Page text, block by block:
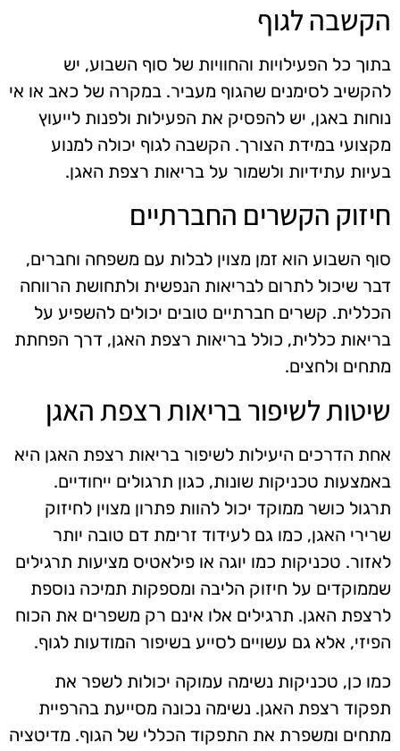
הקשבה לגוף
בתוך כל הפעילויות והחוויות של סוף השבוע, יש
להקשיב לסימנים שהגוף מעביר. במקרה של כאב או אי
נוחות באגן, יש להפסיק את הפעילות ולפנות לייעוץ
מקצועי במידת הצורך. הקשבה לגוף יכולה למנוע
בעיות עתידיות ולשמור על בריאות רצפת האגן.
חיזוק הקשרים החברתיים
סוף השבוע הוא זמן מצוין לבלות עם משפחה וחברים,
דבר שיכול לתרום לבריאות הנפשית ולתחושת הרווחה
הכללית. קשרים חברתיים טובים יכולים להשפיע על
בריאות כללית, כולל בריאות רצפת האגן, דרך הפחתת
מתחים ולחצים.
שיטות לשיפור בריאות רצפת האגן
אחת הדרכים היעילות לשיפור בריאות רצפת האגן היא
באמצעות טכניקות שונות, כגון תרגולים ייחודיים.
תרגול כושר ממוקד יכול להוות פתרון מצוין לחיזוק
שרירי האגן, כמו גם לעידוד זרימת דם טובה יותר
לאזור. טכניקות כמו יוגה או פילאטיס מציעות תרגילים
שממוקדים על חיזוק הליבה ומספקות תמיכה נוספת
לרצפת האגן. תרגילים אלו אינם רק משפרים את הכוח
הפיזי, אלא גם עשויים לסייע בשיפור המודעות לגוף.
כמו כן, טכניקות נשימה עמוקה יכולות לשפר את
תפקוד רצפת האגן. נשימה נכונה מסייעת בהרפיית
מתחים ומשפרת את התפקוד הכללי של הגוף. מדיטציה